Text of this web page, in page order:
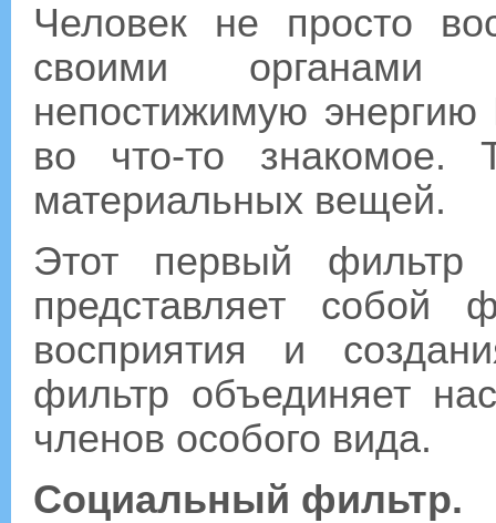
Человек не просто
своими органами
непостижимую
во что-то знакомое.
материальных вещей.
Этот первый
представляет собой
восприятия и
фильтр объединяет
членов особого вида.
Социальный фильтр.